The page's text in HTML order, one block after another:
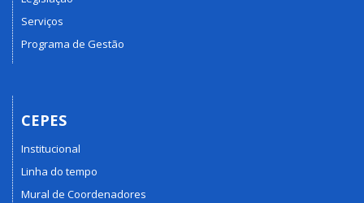
Serviços
Programa de Gestão
CEPES
Institucional
Linha do tempo
Mural de Coordenadores